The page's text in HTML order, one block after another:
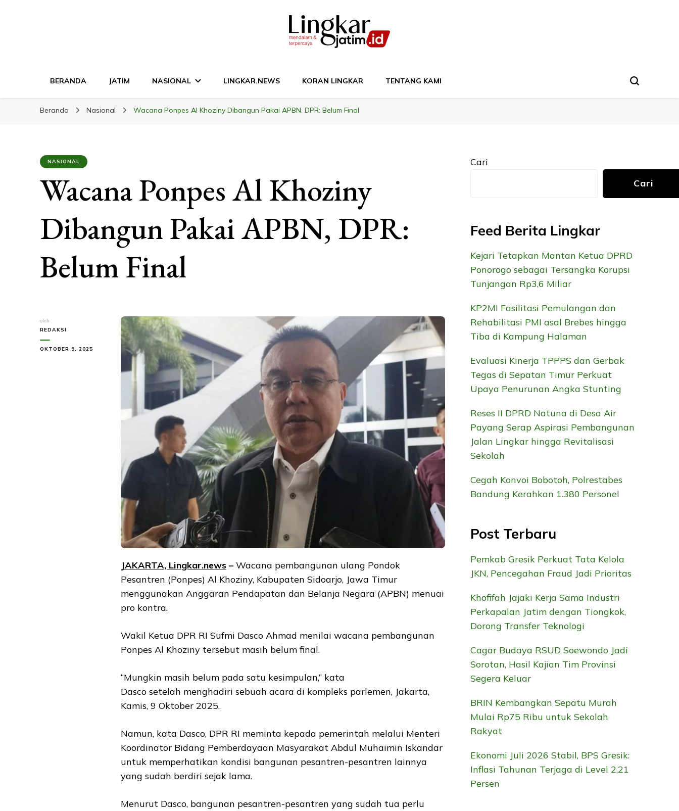
BERANDA JATIM NASIONAL LINGKAR.NEWS KORAN LINGKAR TENTANG KAMI
Beranda Nasional Wacana Ponpes Al Khoziny Dibangun Pakai APBN, DPR: Belum Final
NASIONAL
Wacana Ponpes Al Khoziny
Dibangun Pakai APBN, DPR:
Belum Final
oleh
REDAKSI
OKTOBER 9, 2025
JAKARTA, Lingkar.news – Wacana pembangunan ulang Pondok
Pesantren (Ponpes) Al Khoziny, Kabupaten Sidoarjo, Jawa Timur
menggunakan Anggaran Pendapatan dan Belanja Negara (APBN) menuai
pro kontra.
Wakil Ketua DPR RI Sufmi Dasco Ahmad menilai wacana pembangunan
Ponpes Al Khoziny tersebut masih belum final.
“Mungkin masih belum pada satu kesimpulan,” kata
Dasco setelah menghadiri sebuah acara di kompleks parlemen, Jakarta,
Kamis, 9 Oktober 2025.
Namun, kata Dasco, DPR RI meminta kepada pemerintah melalui Menteri
Koordinator Bidang Pemberdayaan Masyarakat Abdul Muhaimin Iskandar
untuk memperhatikan kondisi bangunan pesantren-pesantren lainnya
yang sudah berdiri sejak lama.
Menurut Dasco, bangunan pesantren-pesantren yang sudah tua perlu
Cari
Cari
Feed Berita Lingkar
Kejari Tetapkan Mantan Ketua DPRD
Ponorogo sebagai Tersangka Korupsi
Tunjangan Rp3,6 Miliar
KP2MI Fasilitasi Pemulangan dan
Rehabilitasi PMI asal Brebes hingga
Tiba di Kampung Halaman
Evaluasi Kinerja TPPPS dan Gerbak
Tegas di Sepatan Timur Perkuat
Upaya Penurunan Angka Stunting
Reses II DPRD Natuna di Desa Air
Payang Serap Aspirasi Pembangunan
Jalan Lingkar hingga Revitalisasi
Sekolah
Cegah Konvoi Bobotoh, Polrestabes
Bandung Kerahkan 1.380 Personel
Post Terbaru
Pemkab Gresik Perkuat Tata Kelola
JKN, Pencegahan Fraud Jadi Prioritas
Khofifah Jajaki Kerja Sama Industri
Perkapalan Jatim dengan Tiongkok,
Dorong Transfer Teknologi
Cagar Budaya RSUD Soewondo Jadi
Sorotan, Hasil Kajian Tim Provinsi
Segera Keluar
BRIN Kembangkan Sepatu Murah
Mulai Rp75 Ribu untuk Sekolah
Rakyat
Ekonomi Juli 2026 Stabil, BPS Gresik:
Inflasi Tahunan Terjaga di Level 2,21
Persen